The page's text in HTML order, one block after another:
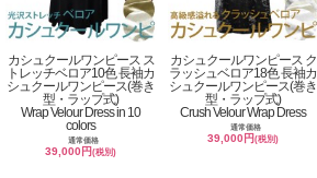
カシュクールワンピース ス
トレッチベロア10色 長袖カ
シュクールワンピース(巻き
型・ラップ式)
Wrap Velour Dress in 10
colors
通常価格
39,000円(税別)
カシュクールワンピース ク
ラッシュベロア18色 長袖カ
シュクールワンピース(巻き
型・ラップ式)
Crush Velour Wrap Dress
通常価格
39,000円(税別)